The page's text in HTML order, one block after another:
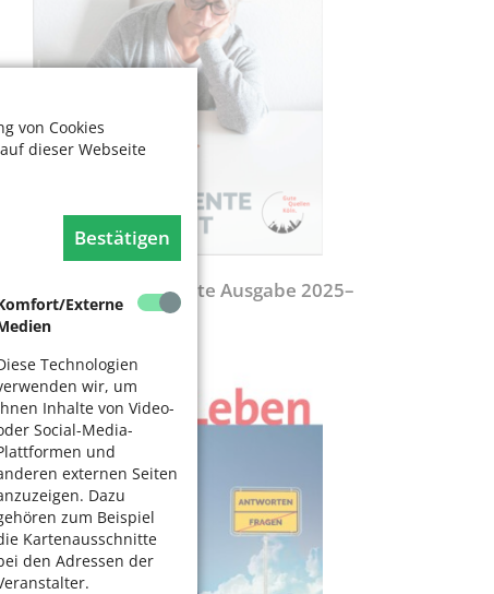
von Cookies
dieser Webseite
Bestätigen
Externe
Technologien
wir, um
Inhalte von Video-
Social-Media-
und
externen Seiten
Dazu
zum Beispiel
Kartenausschnitte
den Adressen der
Wegweiser - Aktualisierte Ausgabe 2025–